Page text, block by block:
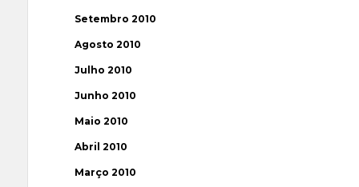
Setembro 2010
Agosto 2010
Julho 2010
Junho 2010
Maio 2010
Abril 2010
Março 2010